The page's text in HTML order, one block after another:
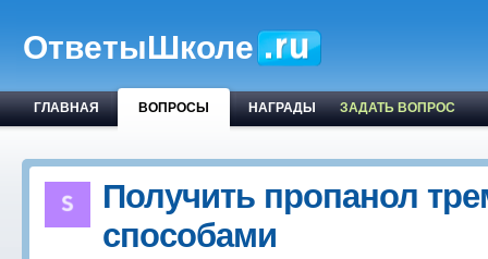
ОтветыШколе
ГЛАВНАЯ ВОПРОСЫ НАГРАДЫ ЗАДАТЬ ВОПРОС
Получить пропанол
способами